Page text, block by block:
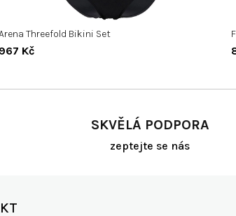
SKVĚLÁ PODPORA
zeptejte se nás
Threefold Bikini Set
967 Kč